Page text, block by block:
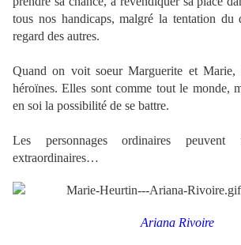
tous nos handicaps, malgré la tentation du
regard des autres.
Quand on voit soeur Marguerite et Marie,
héroïnes. Elles sont comme tout le monde,
en soi la possibilité de se battre.
Les personnages ordinaires
extraordinaires…
Ariana Rivoire